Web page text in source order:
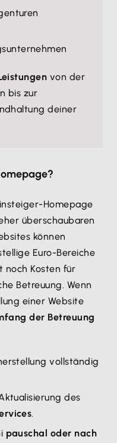
von der
bis zur
deiner
Homepage
überschaubaren
können
Euro-Bereiche
noch Kosten für
Betreuung. Wenn
einer Website
der Betreuung
vollständig
des
.
pauschal oder nach